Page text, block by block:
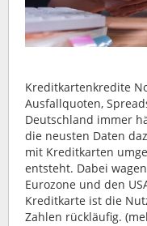
Kreditkartenkredite
Ausfallquoten,
Deutschland immer
die neusten Daten
mit Kreditkarten
entsteht. Dabei
Eurozone und den
Kreditkarte ist die
Zahlen rückläufig.